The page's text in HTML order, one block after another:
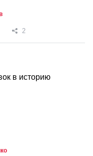
2
в историю